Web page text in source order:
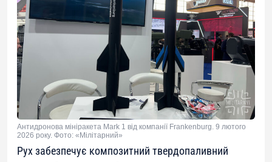
Антидронова мініракета Mark 1 від компанії Frankenburg. 9 лютого
2026 року. Фото: «Мілітарний»
Рух забезпечує композитний твердопаливний